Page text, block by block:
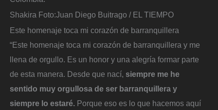
Shakira Foto:Juan Diego Buitrago / EL TIEMPO
Este homenaje toca mi corazón de barranquillera
“Este homenaje toca mi corazón de barranquillera y me
llena de orgullo. Es un honor y una alegría formar parte
de esta manera. Desde que nací, siempre me he
sentido muy orgullosa de ser barranquillera y
siempre lo estaré. Porque eso es lo que hacemos aquí